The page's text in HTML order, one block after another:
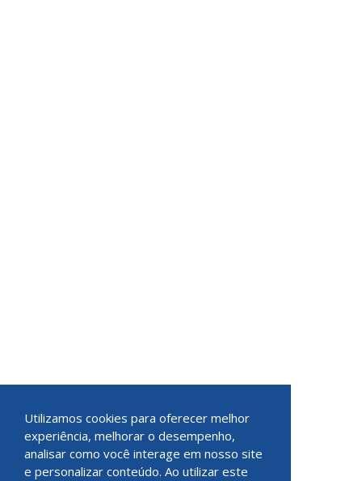
Utilizamos cookies para oferecer melhor
experiência, melhorar o desempenho,
analisar como você interage em nosso site
e personalizar conteúdo. Ao utilizar este